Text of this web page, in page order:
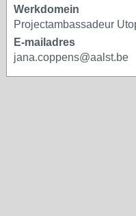
Werkdomein
Projectambassadeur
E-mailadres
jana.coppens@aalst.be